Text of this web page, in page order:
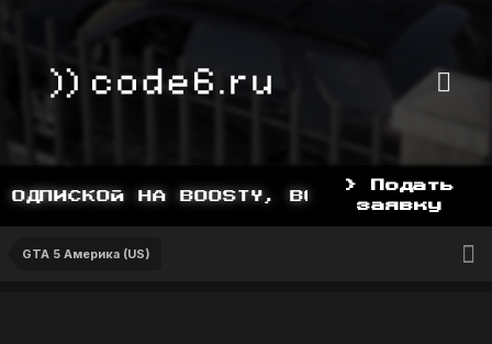
НА BOOSTY, BOOSTY.TO/YDDY
> Подать
заявку
GTA 5 Америка (US)